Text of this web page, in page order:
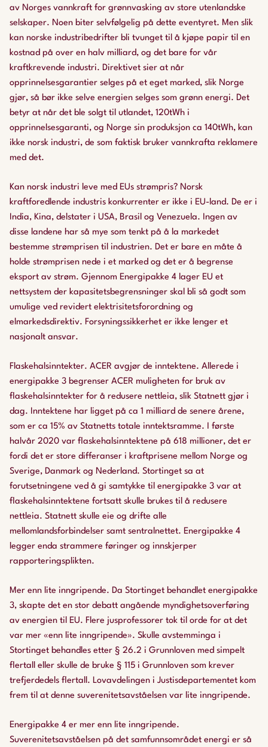
av Norges vannkraft for grønnvasking av store utenlandske
selskaper. Noen biter selvfølgelig på dette eventyret. Men slik
kan norske industribedrifter bli tvunget til å kjøpe papir til en
kostnad på over en halv milliard, og det bare for vår
kraftkrevende industri. Direktivet sier at når
opprinnelsesgarantier selges på et eget marked, slik Norge
gjør, så bør ikke selve energien selges som grønn energi. Det
betyr at når det ble solgt til utlandet, 120tWh i
opprinnelsesgaranti, og Norge sin produksjon ca 140tWh, kan
ikke norsk industri, de som faktisk bruker vannkrafta reklamere
med det.
Kan norsk industri leve med EUs strømpris? Norsk
kraftforedlende industris konkurrenter er ikke i EU-land. De er i
India, Kina, delstater i USA, Brasil og Venezuela. Ingen av
disse landene har så mye som tenkt på å la markedet
bestemme strømprisen til industrien. Det er bare en måte å
holde strømprisen nede i et marked og det er å begrense
eksport av strøm. Gjennom Energipakke 4 lager EU et
nettsystem der kapasitetsbegrensninger skal bli så godt som
umulige ved revidert elektrisitetsforordning og
elmarkedsdirektiv. Forsyningssikkerhet er ikke lenger et
nasjonalt ansvar.
Flaskehalsinntekter. ACER avgjør de inntektene. Allerede i
energipakke 3 begrenser ACER muligheten for bruk av
flaskehalsinntekter for å redusere nettleia, slik Statnett gjør i
dag. Inntektene har ligget på ca 1 milliard de senere årene,
som er ca 15% av Statnetts totale inntektsramme. I første
halvår 2020 var flaskehalsinntektene på 618 millioner, det er
fordi det er store differanser i kraftprisene mellom Norge og
Sverige, Danmark og Nederland. Stortinget sa at
forutsetningene ved å gi samtykke til energipakke 3 var at
flaskehalsinntektene fortsatt skulle brukes til å redusere
nettleia. Statnett skulle eie og drifte alle
mellomlandsforbindelser samt sentralnettet. Energipakke 4
legger enda strammere føringer og innskjerper
rapporteringsplikten.
Mer enn lite inngripende. Da Stortinget behandlet energipakke
3, skapte det en stor debatt angående myndighetsoverføring
av energien til EU. Flere jusprofessorer tok til orde for at det
var mer «enn lite inngripende». Skulle avstemminga i
Stortinget behandles etter § 26.2 i Grunnloven med simpelt
flertall eller skulle de bruke § 115 i Grunnloven som krever
trefjerdedels flertall. Lovavdelingen i Justisdepartementet kom
frem til at denne suverenitetsavståelsen var lite inngripende.
Energipakke 4 er mer enn lite inngripende.
Suverenitetsavståelsen på det samfunnsområdet energi er så